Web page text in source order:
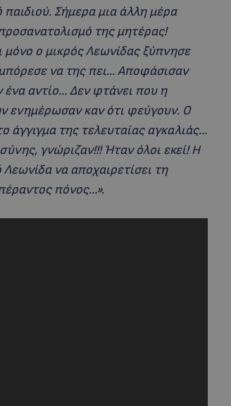
παιδιού. Σήμερα μια άλλη μέρα
της μητέρας!
ο μικρός Λεωνίδας ξύπνησε
να της πει… Αποφάσισαν
ένα αντίο… Δεν φτάνει που η
ενημέρωσαν καν ότι φεύγουν. Ο
άγγιγμα της τελευταίας αγκαλιάς…
γνώριζαν!!! Ήταν όλοι εκεί! Η
να αποχαιρετίσει τη
πόνος…».